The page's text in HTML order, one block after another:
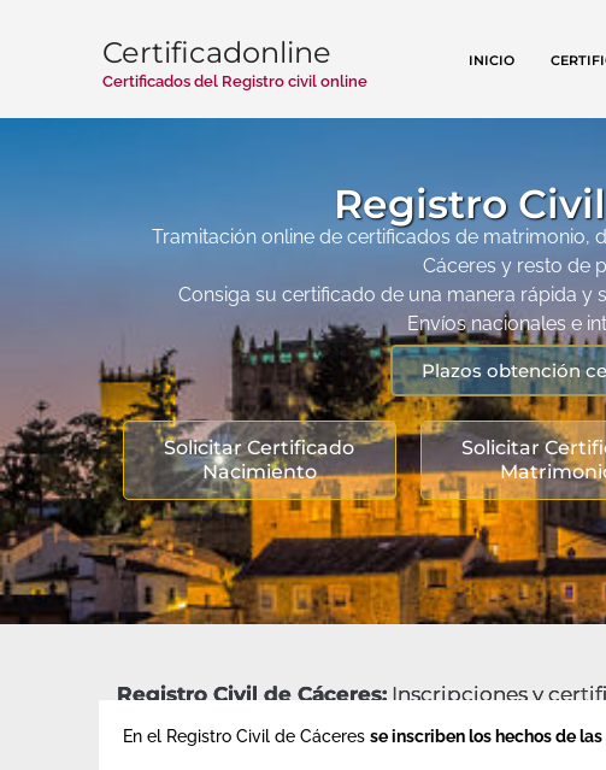
Certificadonline
Certificados del Registro civil online
INICIO
Registro
Tramitación online de certificados de matrimonio,
Cáceres y resto de
Consiga su certificado de una manera rápida y
Envíos nacionales e
Plazos obtención
Solicitar Certificado
Nacimiento
Solicitar
Registro Civil de Cáceres: Inscripciones y
En el Registro Civil de Cáceres se inscriben los hechos de